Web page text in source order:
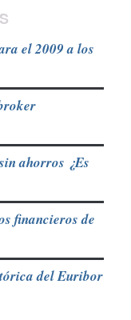
el 2009 a los
ahorros ¿Es
financieros de
del Euribor